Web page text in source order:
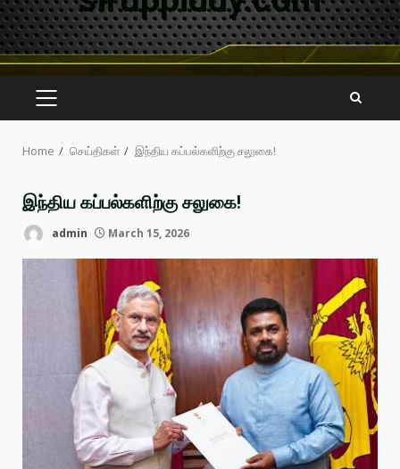
Home செய்திகள் இந்திய கப்பல்களிற்கு சலுகை!
இந்திய கப்பல்களிற்கு சலுகை!
admin March 15, 2026